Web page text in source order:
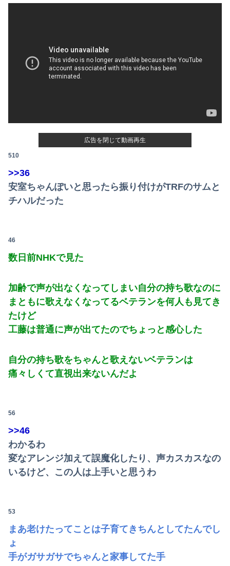
【速報】ちいかわ「モモンガ天誅編」始まる
Powered by livedoor 相互RSS
510
>>36
安室ちゃんぽいと思ったら振り付けがTRFのサムと
チハルだった
46
数日前NHKで見た
加齢で声が出なくなってしまい自分の持ち歌なのに
まともに歌えなくなってるベテランを何人も見てき
たけど
工藤は普通に声が出てたのでちょっと感心した
自分の持ち歌をちゃんと歌えないベテランは
痛々しくて直視出来ないんだよ
56
>>46
わかるわ
変なアレンジ加えて誤魔化したり、声カスカスなの
いるけど、この人は上手いと思うわ
53
まあ老けたってことは子育てきちんとしてたんでし
ょ
手がガサガサでちゃんと家事してた手
広告を閉じて動画再生